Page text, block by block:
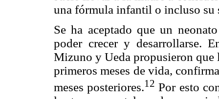
una fórmula infantil o incluso su
Se ha aceptado que un
poder crecer y desarrollarse.
Mizuno y Ueda propusieron que
primeros meses de vida,
meses posteriores.12 Por esto